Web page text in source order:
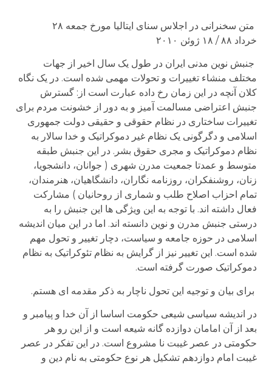
متن سخنرانی در اجلاس سنای ایتالیا مورخ جمعه ۲۸
خرداد ۸۸ / ۱۸ ژوئن ۲۰۱۰
جنبش نوین مدنی ایران در طول یک سال اخیر از جهات
مختلف منشاء تغییرات و تحولات مهمی شده است. در یک نگاه
کلان آنچه در این زمان رخ داده عبارت است از: گسترش
جنبش اعتراضی مسالمت آمیز و به دور از خشونت مردم برای
تغییرات ساختاری در نظام حقوقی و حقیقی دولت جمهوری
اسلامی و دگرگونی یک نظام غیر دموکراتیک و خدا سالار به
نظام دموکراتیک و مجری حقوق بشر. در این جنبش طبقه
متوسط و عمدتا جمعیت مدرن شهری ( جوانان، دانشجویا،
زنان، روشنفکران، روزنامه نگاران، دانشگاهیان، هنرمندان،
تمام احزاب اصلاح طلب و شماری از روحانیان ) مشارکت
فعال داشته اند. با توجه به این ویژگی ها این جنبش را به
درستی جنبش مدرن و نوین دانسته اند. اما در این میان اندیشه
اسلامی در حوزه جامعه و سیاست، دچار تغییر و تحول مهم
شده است. این تغییر نیز از گرایش به نظام تئوکراتیک به نظام
دموکراتیک صورت گرفته است.
برای بیان و توجیه این تحول ناچار به ذکر مقدمه ای هستم.
در اندیشه سیاسی شیعی حکومت اساسا از آن خدا و پیامبر و
بعد از آن امامان دوازده گانه شیعه است و از این رو هر
حکومتی در عصر غیبت نا مشروع است. در این تفکر در عصر
غیبت امام دوازدهم تشکیل هر نوع حکومتی به نام دین و